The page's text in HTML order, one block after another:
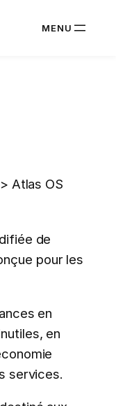
> Atlas OS
de
pour les
en
en
services.